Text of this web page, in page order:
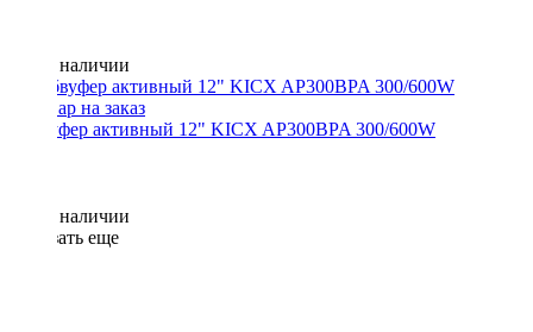
Нет в наличии
Сабвуфер активный 12" KICX AP300BPA 300/600W
Нет в наличии
Показать еще